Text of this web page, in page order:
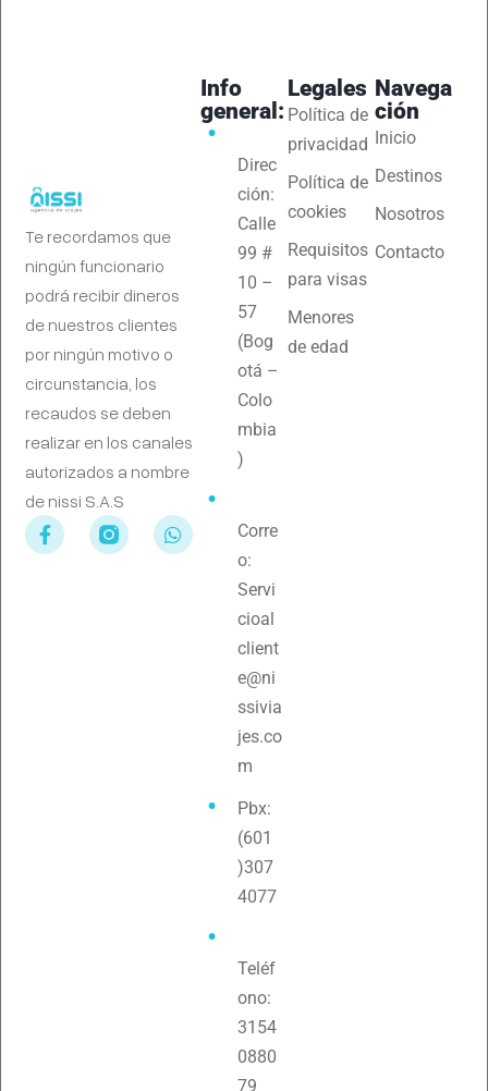
Te recordamos que
ningún funcionario
podrá recibir dineros
de nuestros clientes
por ningún motivo o
circunstancia, los
recaudos se deben
realizar en los canales
autorizados a nombre
de nissi S.A.S
Navega
ción
Inicio
Destinos
Nosotros
Contacto
Legales
Política de
privacidad
Política de
cookies
Requisitos
para visas
Menores
de edad
Info
general:
Direc
ción:
Calle
99 #
10 –
57
(Bog
otá –
Colo
mbia
)
Corre
o:
Servi
cioal
client
e@ni
ssivia
jes.co
m
Pbx:
(601
)307
4077
Teléf
ono:
3154
0880
79